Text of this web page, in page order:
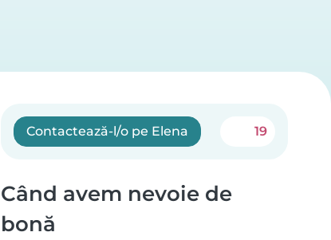
Contactează-l/o pe Elena 19
Când avem nevoie de
bonă